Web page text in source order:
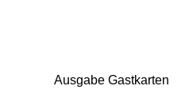
Ausgabe Gastkarten